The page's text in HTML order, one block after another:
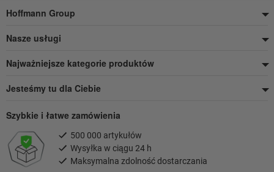
Stopka
Hoffmann Group
Nasze usługi
Najważniejsze kategorie produktów
Jesteśmy tu dla Ciebie
Szybkie i łatwe zamówienia
500 000 artykułów
Wysyłka w ciągu 24 h
Maksymalna zdolność dostarczania